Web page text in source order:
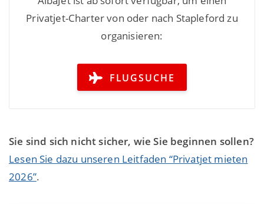
Privatjet-Charter von oder nach Stapleford zu
organisieren:
FLUGSUCHE
Sie sind sich nicht sicher, wie Sie beginnen sollen?
Lesen Sie dazu unseren Leitfaden “Privatjet mieten
2026”.